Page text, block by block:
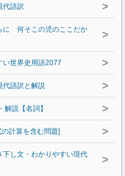
代語訳 >
に 何そこの児のここだか
>
世界史用語2077 >
代語訳と解説 >
説【名詞】 >
計算を含む問題] >
し文・わかりやすい現代
>